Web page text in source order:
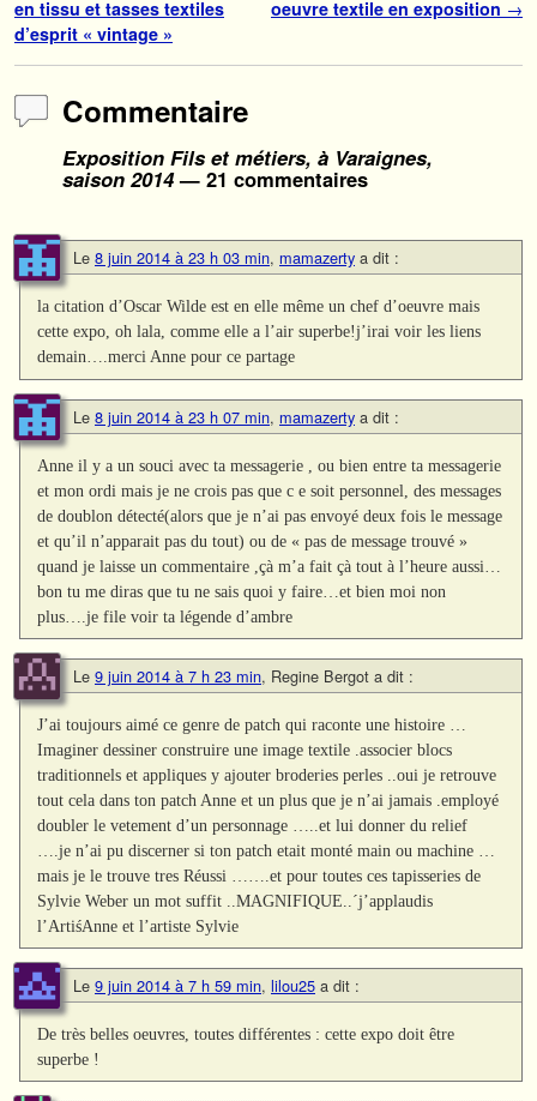
en tissu et tasses textiles
d’esprit « vintage »
oeuvre textile en exposition →
Commentaire
Exposition Fils et métiers, à Varaignes,
saison 2014— 21 commentaires
Le 8 juin 2014 à 23 h 03 min, mamazerty a dit :
la citation d’Oscar Wilde est en elle même un chef d’oeuvre mais
cette expo, oh lala, comme elle a l’air superbe!j’irai voir les liens
demain….merci Anne pour ce partage
Le 8 juin 2014 à 23 h 07 min, mamazerty a dit :
Anne il y a un souci avec ta messagerie , ou bien entre ta messagerie
et mon ordi mais je ne crois pas que c e soit personnel, des messages
de doublon détecté(alors que je n’ai pas envoyé deux fois le message
et qu’il n’apparait pas du tout) ou de « pas de message trouvé »
quand je laisse un commentaire ,çà m’a fait çà tout à l’heure aussi…
bon tu me diras que tu ne sais quoi y faire…et bien moi non
plus….je file voir ta légende d’ambre
Le 9 juin 2014 à 7 h 23 min, Regine Bergot a dit :
J’ai toujours aimé ce genre de patch qui raconte une histoire …
Imaginer dessiner construire une image textile .associer blocs
traditionnels et appliques y ajouter broderies perles ..oui je retrouve
tout cela dans ton patch Anne et un plus que je n’ai jamais .employé
doubler le vetement d’un personnage …..et lui donner du relief
….je n’ai pu discerner si ton patch etait monté main ou machine …
mais je le trouve tres Réussi …….et pour toutes ces tapisseries de
Sylvie Weber un mot suffit ..MAGNIFIQUE..´j’applaudis
l’ArtiśAnne et l’artiste Sylvie
Le 9 juin 2014 à 7 h 59 min, lilou25 a dit :
De très belles oeuvres, toutes différentes : cette expo doit être
superbe !